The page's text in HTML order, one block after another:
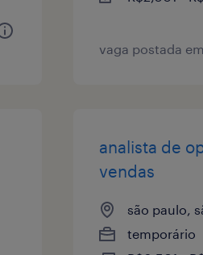
vaga postada
analista de
vendas
são paulo,
temporário